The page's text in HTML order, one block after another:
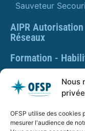
Nous
privée
OFSP utilise des cookies
mesurer l'audience de
Sauveteur
AIPR
Réseaux
Formation -
Formation -
Formation
PLAQUETTE DE